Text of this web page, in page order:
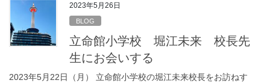
2023年5月26日
BLOG
立命館小学校 堀江未来 校長先
生にお会いする
2023年5月22日（月） 立命館小学校の堀江未来校長をお訪ねす